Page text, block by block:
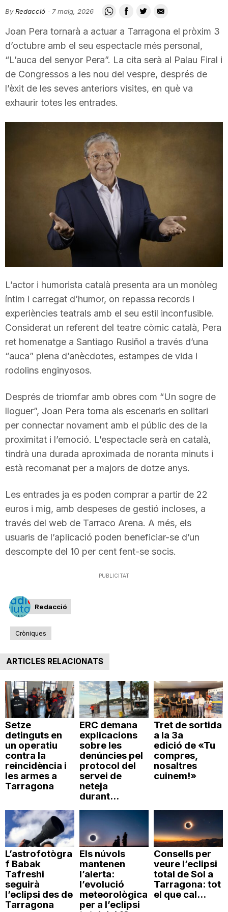
i
u
t
a
r
r
a
g
n
a
By Redacció - 7 maig, 2026
Joan Pera tornarà a actuar a Tarragona el pròxim 3
d’octubre amb el seu espectacle més personal,
“L’auca del senyor Pera”. La cita serà al Palau Firal i
de Congressos a les nou del vespre, després de
l’èxit de les seves anteriors visites, en què va
exhaurir totes les entrades.
L’actor i humorista català presenta ara un monòleg
íntim i carregat d’humor, on repassa records i
experiències teatrals amb el seu estil inconfusible.
Considerat un referent del teatre còmic català, Pera
ret homenatge a Santiago Rusiñol a través d’una
“auca” plena d’anècdotes, estampes de vida i
rodolins enginyosos.
Després de triomfar amb obres com “Un sogre de
lloguer”, Joan Pera torna als escenaris en solitari
per connectar novament amb el públic des de la
proximitat i l’emoció. L’espectacle serà en català,
tindrà una durada aproximada de noranta minuts i
està recomanat per a majors de dotze anys.
Les entrades ja es poden comprar a partir de 22
euros i mig, amb despeses de gestió incloses, a
través del web de Tarraco Arena. A més, els
usuaris de l’aplicació poden beneficiar-se d’un
descompte del 10 per cent fent-se socis.
PUBLICITAT
Redacció
Cròniques
ARTICLES RELACIONATS
Setze
detinguts en
un operatiu
contra la
reincidència i
les armes a
Tarragona
ERC demana
explicacions
sobre les
denúncies pel
protocol del
servei de
neteja
durant...
Tret de sortida
a la 3a
edició de «Tu
compres,
nosaltres
cuinem!»
L’astrofotògra
f Babak
Tafreshi
seguirà
l’eclipsi des de
Tarragona
Els núvols
mantenen
l’alerta:
l’evolució
meteorològica
per a l’eclipsi
Consells per
veure l’eclipsi
total de Sol a
Tarragona: tot
el que cal...